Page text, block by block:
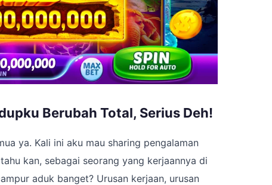
Berubah Total, Serius Deh!
ya. Kali ini aku mau sharing pengalaman
kan, sebagai seorang yang kerjaannya di
aduk banget? Urusan kerjaan, urusan